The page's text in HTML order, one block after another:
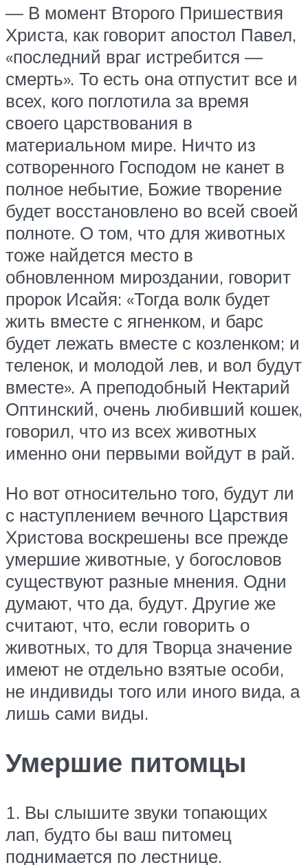
— В момент Второго Пришествия
Христа, как говорит апостол Павел,
«последний враг истребится —
смерть». То есть она отпустит все и
всех, кого поглотила за время
своего царствования в
материальном мире. Ничто из
сотворенного Господом не канет в
полное небытие, Божие творение
будет восстановлено во всей своей
полноте. О том, что для животных
тоже найдется место в
обновленном мироздании, говорит
пророк Исайя: «Тогда волк будет
жить вместе с ягненком, и барс
будет лежать вместе с козленком; и
теленок, и молодой лев, и вол будут
вместе». А преподобный Нектарий
Оптинский, очень любивший кошек,
говорил, что из всех животных
именно они первыми войдут в рай.
Но вот относительно того, будут ли
с наступлением вечного Царствия
Христова воскрешены все прежде
умершие животные, у богословов
существуют разные мнения. Одни
думают, что да, будут. Другие же
считают, что, если говорить о
животных, то для Творца значение
имеют не отдельно взятые особи,
не индивиды того или иного вида, а
лишь сами виды.
Умершие питомцы
1. Вы слышите звуки топающих
лап, будто бы ваш питомец
поднимается по лестнице.